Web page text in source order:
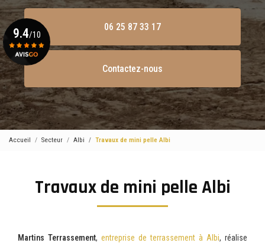
06 25 87 33 17
Contactez-nous
9.4/10
Voir le certificat
Accueil Secteur Albi Travaux de mini pelle Albi
Travaux de mini pelle Albi
Martins Terrassement, entreprise de terrassement à Albi, réalise